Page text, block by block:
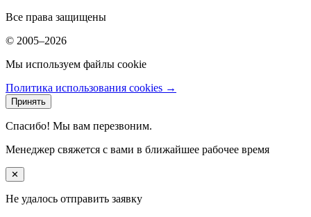
Все права защищены
© 2005–2026
Мы используем файлы cookie
Политика использования cookies →
Принять
Спасибо! Мы вам перезвоним.
Менеджер свяжется с вами в ближайшее рабочее время
✕
Не удалось отправить заявку